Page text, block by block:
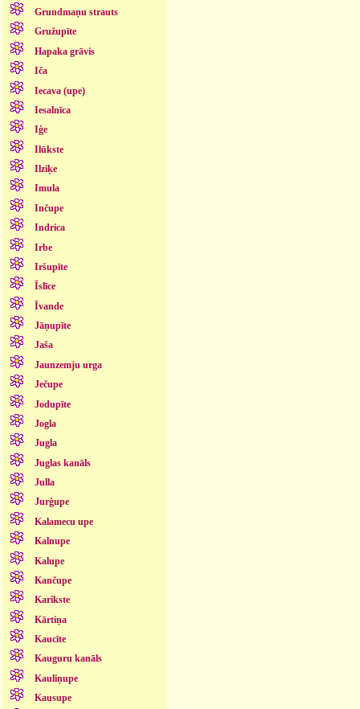
Grundmaņu strauts
Gružupīte
Hapaka grāvis
Iča
Iecava (upe)
Iesalnīca
Iģe
Ilūkste
Ilziķe
Imula
Inčupe
Indrica
Irbe
Iršupīte
Īslīce
Īvande
Jāņupīte
Jaša
Jaunzemju urga
Ječupe
Jodupīte
Jogla
Jugla
Juglas kanāls
Julla
Jurģupe
Kalamecu upe
Kalnupe
Kalupe
Kančupe
Karikste
Kārtiņa
Kaucīte
Kauguru kanāls
Kauliņupe
Kausupe